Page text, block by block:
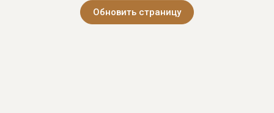
Обновить страницу